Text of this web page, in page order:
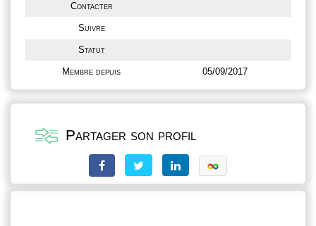
Contacter
Suivre
Statut
Membre depuis 05/09/2017
Partager son profil